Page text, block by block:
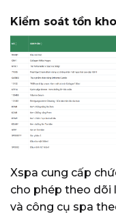
Kiểm soát tồn
Xspa cung cấp
cho phép theo dõi
và công cụ spa